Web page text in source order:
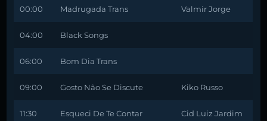
00:00 Madrugada Trans Valmir Jorge
04:00 Black Songs
06:00 Bom Dia Trans
09:00 Gosto Não Se Discute Kiko Russo
11:30 Esqueci De Te Contar Cid Luiz Jardim